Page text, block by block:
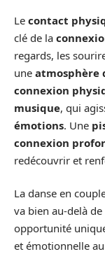
Le contact
clé de la
regards, les
une atmosphère
connexion
musique, qui
émotions. Une
connexion
redécouvrir et
La danse en
va bien au-delà
opportunité
et émotionnelle